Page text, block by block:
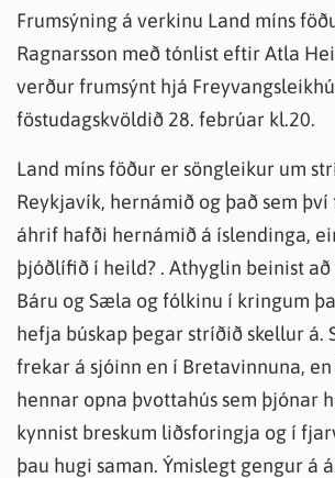
Frumsýning á verkinu Land míns
Ragnarsson með tónlist eftir Atla
verður frumsýnt hjá
föstudagskvöldið 28. febrúar kl.20.
Land míns föður er söngleikur um
Reykjavík, hernámið og það sem
áhrif hafði hernámið á íslendinga,
þjóðlífið í heild? . Athyglin beinist
Báru og Sæla og fólkinu í kringum
hefja búskap þegar stríðið skellur á.
frekar á sjóinn en í Bretavinnuna,
hennar opna þvottahús sem þjónar
kynnist breskum liðsforingja og í
þau hugi saman. Ýmislegt gengur á